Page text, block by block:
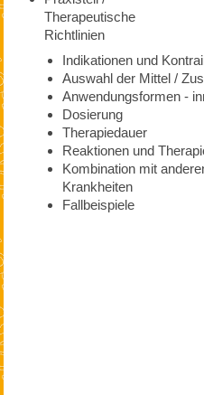
Therapeutische
Richtlinien
Indikationen und
Auswahl der Mittel /
Anwendungsformen -
Dosierung
Therapiedauer
Reaktionen und
Kombination mit
Krankheiten
Fallbeispiele